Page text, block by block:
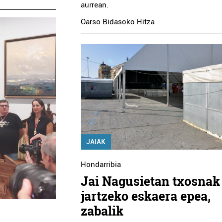
aurrean.
Oarso Bidasoko Hitza
JAIAK
Hondarribia
Jai Nagusietan txosnak
jartzeko eskaera epea,
zabalik